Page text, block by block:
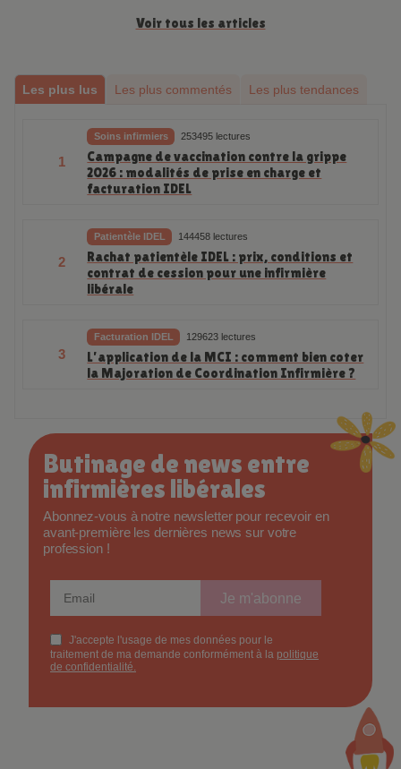
Voir tous les articles
Les plus lus Les plus commentés Les plus tendances
1
Soins infirmiers 253495 lectures
Campagne de vaccination contre la grippe
2026 : modalités de prise en charge et
facturation IDEL
2
Patientèle IDEL 144458 lectures
Rachat patientèle IDEL : prix, conditions et
contrat de cession pour une infirmière
libérale
3
Facturation IDEL 129623 lectures
L’application de la MCI : comment bien coter
la Majoration de Coordination Infirmière ?
Butinage de news entre
infirmières libérales
Abonnez-vous à notre newsletter pour recevoir en
avant-première les dernières news sur votre
profession !